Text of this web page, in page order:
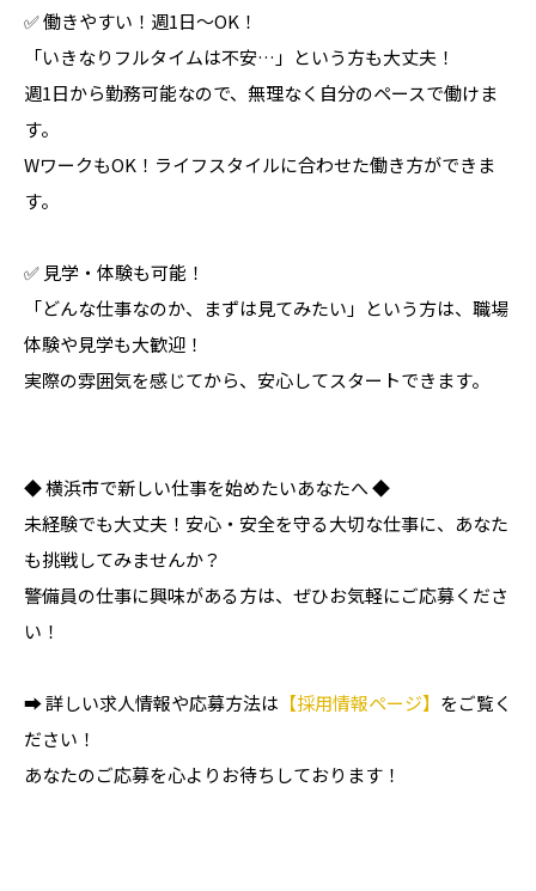
✅ 働きやすい！週1日～OK！
「いきなりフルタイムは不安…」という方も大丈夫！
週1日から勤務可能なので、無理なく自分のペースで働けま
す。
WワークもOK！ライフスタイルに合わせた働き方ができま
す。
✅ 見学・体験も可能！
「どんな仕事なのか、まずは見てみたい」という方は、職場
体験や見学も大歓迎！
実際の雰囲気を感じてから、安心してスタートできます。
◆ 横浜市で新しい仕事を始めたいあなたへ ◆
未経験でも大丈夫！安心・安全を守る大切な仕事に、あなた
も挑戦してみませんか？
警備員の仕事に興味がある方は、ぜひお気軽にご応募くださ
い！
➡ 詳しい求人情報や応募方法は 【採用情報ページ】 をご覧く
ださい！
あなたのご応募を心よりお待ちしております！